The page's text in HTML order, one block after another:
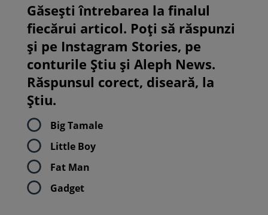
Găsești întrebarea la finalul
fiecărui articol. Poți să răspunzi
și pe Instagram Stories, pe
conturile Știu și Aleph News.
Răspunsul corect, diseară, la
Știu.
Big Tamale
Little Boy
Fat Man
Gadget